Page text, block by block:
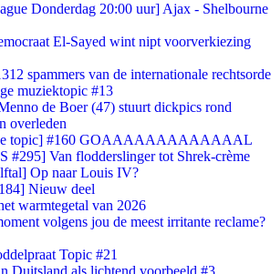
Donderdag 20:00 uur] Ajax - Shelbourne
El-Sayed wint nipt voorverkiezing
spammers van de internationale rechtsorde
muziektopic #13
de Boer (47) stuurt dickpics rond
overleden
topic] #160 GOAAAAAAAAAAAAAL
#295] Van flodderslinger tot Shrek-crème
Op naar Louis IV?
Nieuw deel
warmtegetal van 2026
volgens jou de meest irritante reclame?
Topic #21
Duitsland als lichtend voorbeeld #3